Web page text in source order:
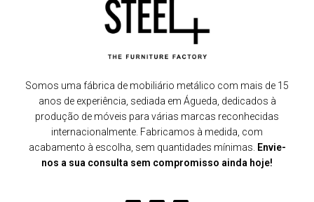
Somos uma fábrica de mobiliário metálico com mais de 15
anos de experiência, sediada em Águeda, dedicados à
produção de móveis para várias marcas reconhecidas
internacionalmente. Fabricamos à medida, com
acabamento à escolha, sem quantidades mínimas. Envie-
nos a sua consulta sem compromisso ainda hoje!